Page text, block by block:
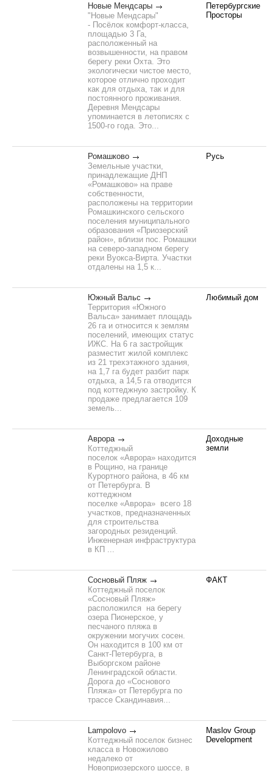
Новые Мендсары
"Новые Мендсары"
- Посёлок комфорт-класса,
площадью 3 Га,
расположенный на
возвышенности, на правом
берегу реки Охта. Это
экологически чистое место,
которое отлично проходит
как для отдыха, так и для
постоянного проживания.
Деревня Мендсары
упоминается в летописях с
1500-го года. Это...
Петербургские
Просторы
Ромашково
Земельные участки,
принадлежащие ДНП
«Ромашково» на праве
собственности,
расположены на территории
Ромашкинского сельского
поселения муниципального
образования «Приозерский
район», вблизи пос. Ромашки
на северо-западном берегу
реки Вуокса-Вирта. Участки
отдалены на 1,5 к...
Русь
Южный Вальс
Территория «Южного
Вальса» занимает площадь
26 га и относится к землям
поселений, имеющих статус
ИЖС. На 6 га застройщик
разместит жилой комплекс
из 21 трехэтажного здания,
на 1,7 га будет разбит парк
отдыха, а 14,5 га отводится
под коттеджную застройку. К
продаже предлагается 109
земель...
Любимый дом
Аврора
Коттеджный
поселок «Аврора» находится
в Рощино, на границе
Курортного района, в 46 км
от Петербурга. В
коттеджном
поселке «Аврора» всего 18
участков, предназначенных
для строительства
загородных резиденций.
Инженерная инфраструктура
в КП ...
Доходные
земли
Сосновый Пляж
Коттеджный поселок
«Сосновый Пляж»
расположился на берегу
озера Пионерское, у
песчаного пляжа в
окружении могучих сосен.
Он находится в 100 км от
Санкт-Петербурга, в
Выборгском районе
Ленинградской области.
Дорога до «Соснового
Пляжа» от Петербурга по
трассе Скандинавия...
ФАКТ
Lampolovo
Коттеджный поселок бизнес
класса в Новожилово
недалеко от
Новоприозерского шоссе, в
Maslov Group
Development